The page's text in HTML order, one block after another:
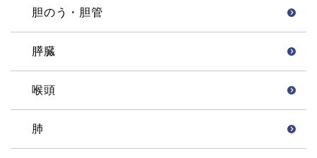
胆のう・胆管
膵臓
喉頭
肺